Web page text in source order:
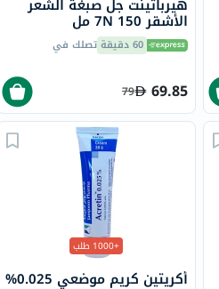
هيرباتينت جل صبغة الشعر
الأشقر 7N 150 مل
60 دقيقة تصلك في
69.85
79
+1000 طلب
أكريتين كريم موضعي 0.025%